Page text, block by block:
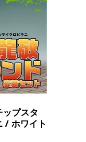
プスタ
/ ホワイト